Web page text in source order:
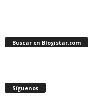
Buscar en Blogistar.com
Síguenos